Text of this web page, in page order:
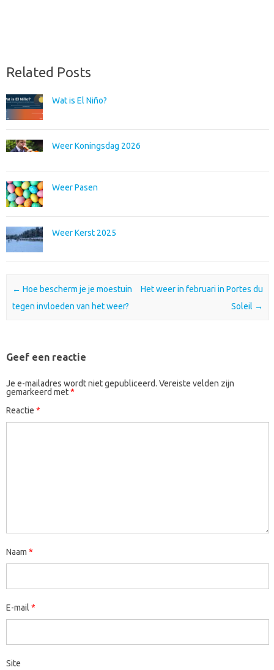
Related Posts
Wat is El Niño?
Weer Koningsdag 2026
Weer Pasen
Weer Kerst 2025
Post navigation
← Hoe bescherm je je moestuin
tegen invloeden van het weer?
Het weer in februari in Portes du
Soleil →
Geef een reactie
Je e-mailadres wordt niet gepubliceerd. Vereiste velden zijn
gemarkeerd met*
Reactie *
Naam *
E-mail *
Site